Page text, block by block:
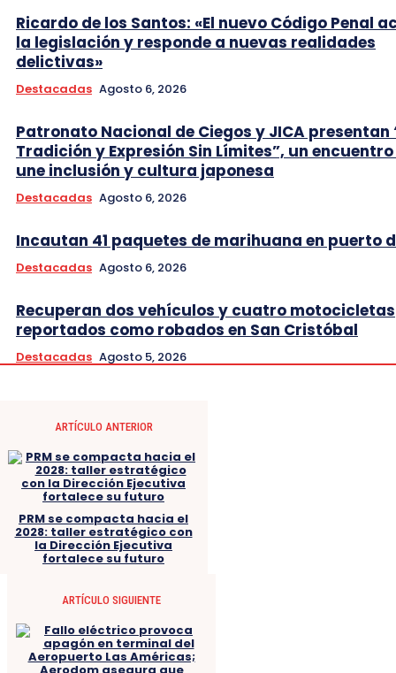
Ricardo de los Santos: «El nuevo Código Penal
la legislación y responde a nuevas realidades
delictivas»
Destacadas Agosto 6, 2026
Patronato Nacional de Ciegos y JICA presentan
Tradición y Expresión Sin Límites”, un
une inclusión y cultura japonesa
Destacadas Agosto 6, 2026
Incautan 41 paquetes de marihuana en puerto
Destacadas Agosto 6, 2026
Recuperan dos vehículos y cuatro motocicletas
reportados como robados en San Cristóbal
Destacadas Agosto 5, 2026
ARTÍCULO ANTERIOR
PRM se compacta hacia el
2028: taller estratégico con
la Dirección Ejecutiva
fortalece su futuro
ARTÍCULO SIGUIENTE